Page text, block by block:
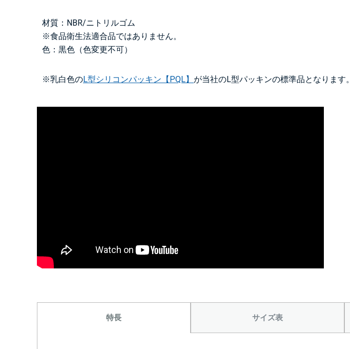
材質：NBR/ニトリルゴム
※食品衛生法適合品ではありません。
色：黒色（色変更不可）
※乳白色のL型シリコンパッキン【PQL】 が当社のL型パッキンの標準品となります。
特長 サイズ表